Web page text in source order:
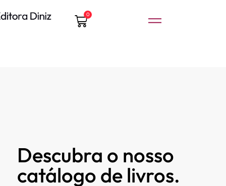
0
Descubra o nosso
catálogo de livros.